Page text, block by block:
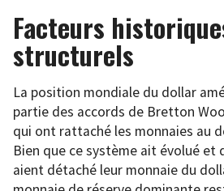
Facteurs
structurels
La position mondiale du dollar
partie des accords de Bretton
qui ont rattaché les monnaies au
Bien que ce système ait évolué et
aient détaché leur monnaie du